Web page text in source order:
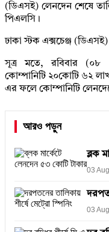
(ডিএসই) লেনদেন শেষে
পিএলসি।
ঢাকা স্টক এক্সচেঞ্জ
সূত্র মতে, রবিবার (০৮
কোম্পানিটি ২০কোটি ৬২
এর ফলে কোম্পানিটি
আরও পড়ুন
ব্লক
03
03